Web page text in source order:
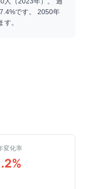
%です。 2050年
す。
変化率